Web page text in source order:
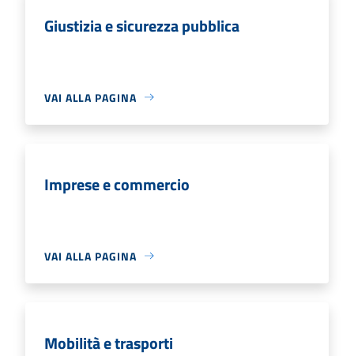
Giustizia e sicurezza pubblica
VAI ALLA PAGINA
Imprese e commercio
VAI ALLA PAGINA
Mobilità e trasporti